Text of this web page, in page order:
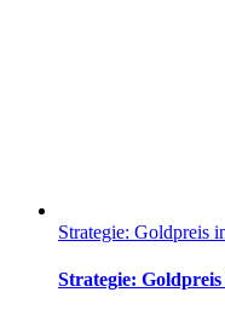
Strategie: Goldpreis
Strategie: